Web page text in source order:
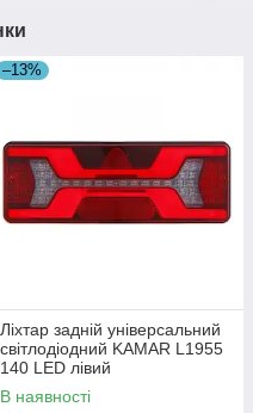
–13%
Ліхтар задній універсальний
світлодіодний KAMAR L1955
140 LED лівий
В наявності